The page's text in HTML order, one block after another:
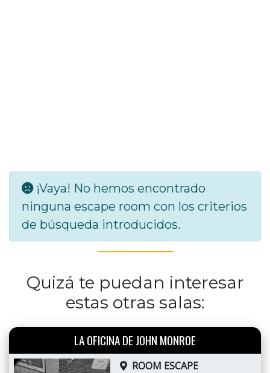
¡Vaya! No hemos encontrado
ninguna escape room con los criterios
de búsqueda introducidos.
Quizá te puedan interesar
estas otras salas:
LA OFICINA DE JOHN MONROE
ROOM ESCAPE